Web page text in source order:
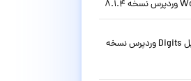
افزونه ثبت نام و ورود شماره موبایل Digits وردپرس نسخه